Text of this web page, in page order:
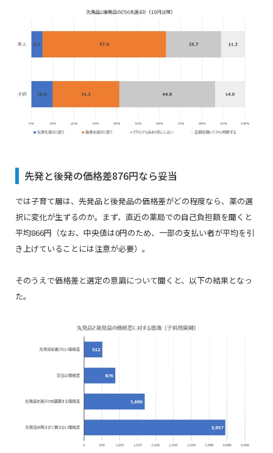
先発と後発の価格差876円なら妥当
では子育て層は、先発品と後発品の価格差がどの程度なら、薬の選
択に変化が生ずるのか。まず、直近の薬局での自己負担額を聞くと
平均866円（なお、中央値は0円のため、一部の支払い者が平均を引
き上げていることには注意が必要）。
そのうえで価格差と選定の意識について聞くと、以下の結果となっ
た。